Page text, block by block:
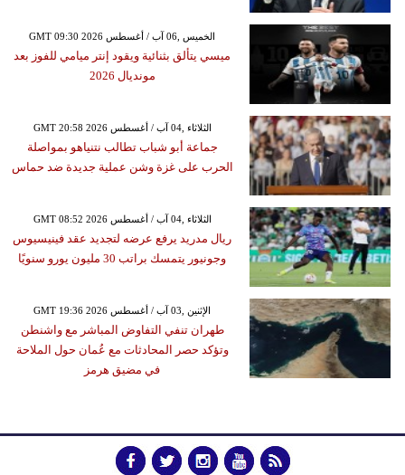
GMT 09:30 2026 الخميس ,06 آب / أغسطس
ميسي يتألق بثنائية ويقود إنتر ميامي للفوز بعد
مونديال 2026
GMT 20:58 2026 الثلاثاء ,04 آب / أغسطس
جماعة أبو شباب تطالب نتنياهو بمواصلة
الحرب على غزة وشن عملية جديدة ضد حماس
GMT 08:52 2026 الثلاثاء ,04 آب / أغسطس
ريال مدريد يرفع عرضه لتجديد عقد فينيسيوس
وجونيور يتمسك براتب 30 مليون يورو سنويًا
GMT 19:36 2026 الإثنين ,03 آب / أغسطس
طهران تنفي التفاوض المباشر مع واشنطن
وتؤكد حصر المحادثات مع عُمان حول الملاحة
في مضيق هرمز